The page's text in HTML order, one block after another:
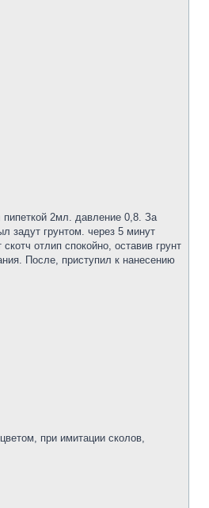
пипеткой 2мл. давление 0,8. За
задут грунтом. через 5 минут
отлип спокойно, оставив грунт
После, приступил к нанесению
при имитации сколов,